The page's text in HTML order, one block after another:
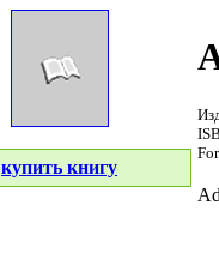
купить книгу